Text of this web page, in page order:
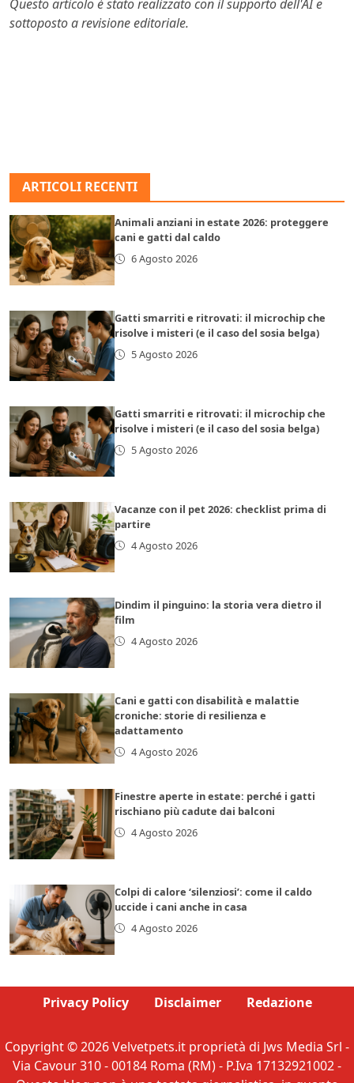
Questo articolo è stato realizzato con il supporto dell'AI e
sottoposto a revisione editoriale.
ARTICOLI RECENTI
Animali anziani in estate 2026: proteggere
cani e gatti dal caldo
6 Agosto 2026
Gatti smarriti e ritrovati: il microchip che
risolve i misteri (e il caso del sosia belga)
5 Agosto 2026
Gatti smarriti e ritrovati: il microchip che
risolve i misteri (e il caso del sosia belga)
5 Agosto 2026
Vacanze con il pet 2026: checklist prima di
partire
4 Agosto 2026
Dindim il pinguino: la storia vera dietro il
film
4 Agosto 2026
Cani e gatti con disabilità e malattie
croniche: storie di resilienza e
adattamento
4 Agosto 2026
Finestre aperte in estate: perché i gatti
rischiano più cadute dai balconi
4 Agosto 2026
Colpi di calore ‘silenziosi’: come il caldo
uccide i cani anche in casa
4 Agosto 2026
Privacy Policy Disclaimer Redazione
Copyright © 2026 Velvetpets.it proprietà di Jws Media Srl -
Via Cavour 310 - 00184 Roma (RM) - P.Iva 17132921002 -